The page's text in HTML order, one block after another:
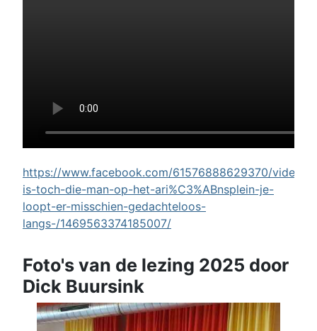
https://www.facebook.com/61576888629370/videos/
is-toch-die-man-op-het-ari%C3%ABnsplein-je-
loopt-er-misschien-gedachteloos-
langs-/1469563374185007/
Foto's van de lezing 2025 door
Dick Buursink